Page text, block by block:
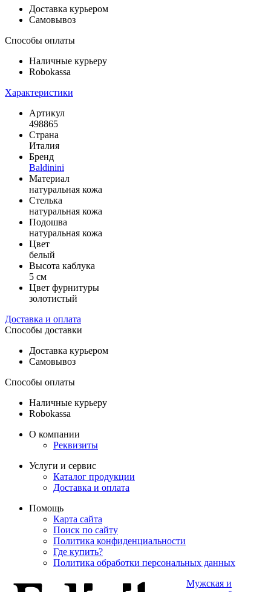
Доставка курьером
Самовывоз
Способы оплаты
Наличные курьеру
Robokassa
Характеристики
Артикул
498865
Страна
Италия
Бренд
Baldinini
Материал
натуральная кожа
Стелька
натуральная кожа
Подошва
натуральная кожа
Цвет
белый
Высота каблука
5 см
Цвет фурнитуры
золотистый
Доставка и оплата
Способы доставки
Доставка курьером
Самовывоз
Способы оплаты
Наличные курьеру
Robokassa
О компании
Реквизиты
Услуги и сервис
Каталог продукции
Доставка и оплата
Помощь
Карта сайта
Поиск по сайту
Политика конфиденциальности
Где купить?
Политика обработки персональных данных
Мужская и